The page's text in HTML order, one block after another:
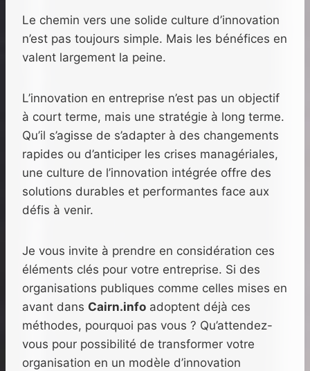
Le chemin vers une solide culture d’innovation
n’est pas toujours simple. Mais les bénéfices en
valent largement la peine.
L’innovation en entreprise n’est pas un objectif
à court terme, mais une stratégie à long terme.
Qu’il s’agisse de s’adapter à des changements
rapides ou d’anticiper les crises managériales,
une culture de l’innovation intégrée offre des
solutions durables et performantes face aux
défis à venir.
Je vous invite à prendre en considération ces
éléments clés pour votre entreprise. Si des
organisations publiques comme celles mises en
avant dans Cairn.info adoptent déjà ces
méthodes, pourquoi pas vous ? Qu’attendez-
vous pour possibilité de transformer votre
organisation en un modèle d’innovation